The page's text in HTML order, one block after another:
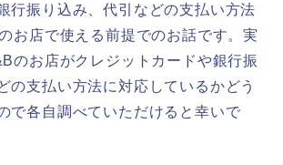
行振り込み、代引などの支払い方法
お店で使える前提でのお話です。実
のお店がクレジットカードや銀行振
の支払い方法に対応しているかどう
で各自調べていただけると幸いで